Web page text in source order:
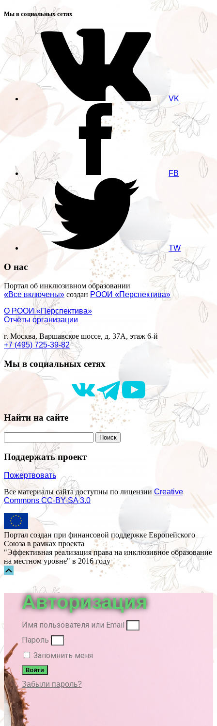
Мы в социальных сетях
VK
FB
TW
О нас
Портал об инклюзивном образовании
«Все включены» создан РООИ «Перспектива»
О РООИ «Перспектива»
Отчёты организации
г. Москва, Варшавское шоссе, д. 37А, этаж 6-й
+7 (495) 725-39-82
Мы в социальных сетях
Найти на сайте
Поддержать проект
Пожертвовать
Все материалы сайта доступны по лицензии Creative
Commons СС-BY-SA 3.0
Портал создан при финансовой поддержке Европейского
Союза в рамках проекта
"Эффективная реализация права на инклюзивное образование
на местном уровне" в 2016 году
Авторизация
Имя пользователя или Email
Пароль
Запомнить меня
Войти
Забыли пароль?